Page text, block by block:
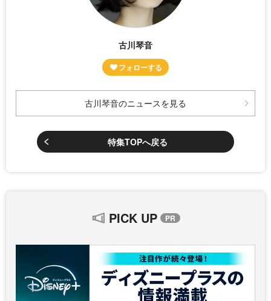
古川琴音
古川琴音のニュースを見る
特集TOPへ戻る
PICK UP